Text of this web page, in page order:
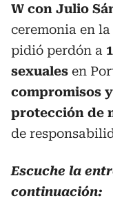
W con Julio
ceremonia en
pidió perdón a
sexuales en
compromisos
protección de
de
Escuche la
continuación: